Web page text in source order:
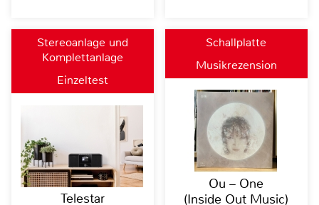
Stereoanlage und
Komplettanlage
Einzeltest
Telestar
Schallplatte
Musikrezension
Ou – One
(Inside Out Music)